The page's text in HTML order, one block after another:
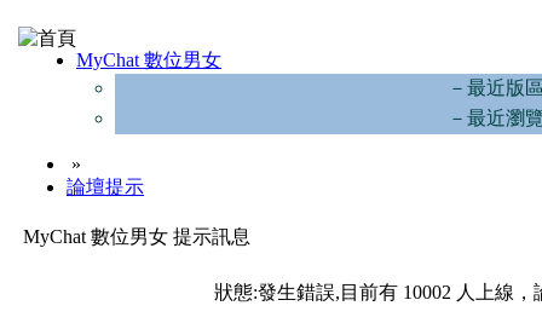
MyChat 數位男女
－最近版
－最近瀏
»
論壇提示
MyChat 數位男女 提示訊息
狀態:發生錯誤,目前有 10002 人上線